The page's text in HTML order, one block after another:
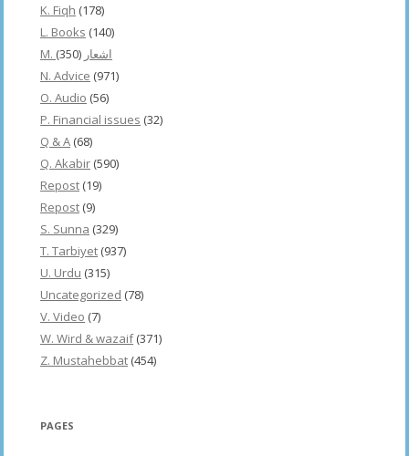
K. Fiqh (178)
L. Books (140)
M. اشعار (350)
N. Advice (971)
O. Audio (56)
P. Financial issues (32)
Q & A (68)
Q. Akabir (590)
Repost (19)
Repost (9)
S. Sunna (329)
T. Tarbiyet (937)
U. Urdu (315)
Uncategorized (78)
V. Video (7)
W. Wird & wazaif(371)
Z. Mustahebbat (454)
PAGES